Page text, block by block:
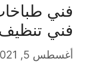
فني
أغسطس 5, 2021